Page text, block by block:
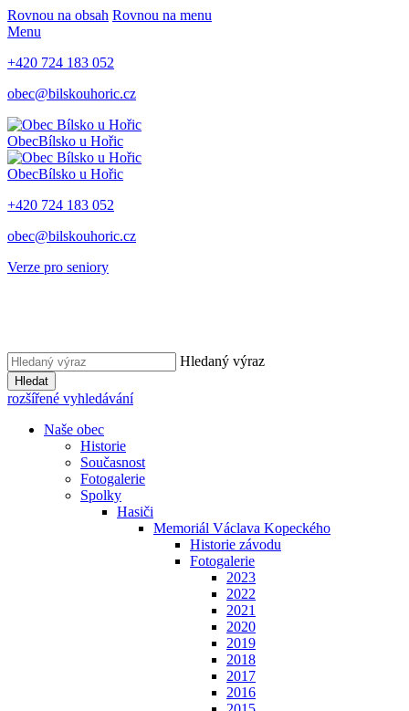
Rovnou na obsah Rovnou na menu
Menu
+420 724 183 052
obec@bilskouhoric.cz
ObecBílsko u Hořic
ObecBílsko u Hořic
+420 724 183 052
obec@bilskouhoric.cz
Verze pro seniory
Hledaný výraz
Hledat
rozšířené vyhledávání
Naše obec
Historie
Současnost
Fotogalerie
Spolky
Hasiči
Memoriál Václava Kopeckého
Historie závodu
Fotogalerie
2023
2022
2021
2020
2019
2018
2017
2016